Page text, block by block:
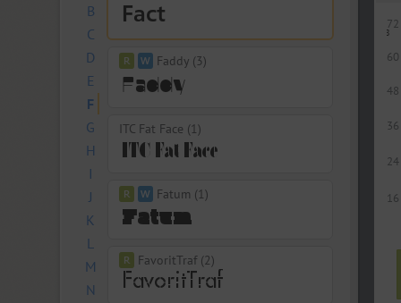
B
C
D
E
F
G
H
I
J
K
L
M
N
Faddy (3)
ITC Fat Face (1)
Fatum (1)
FavoritTraf (2)